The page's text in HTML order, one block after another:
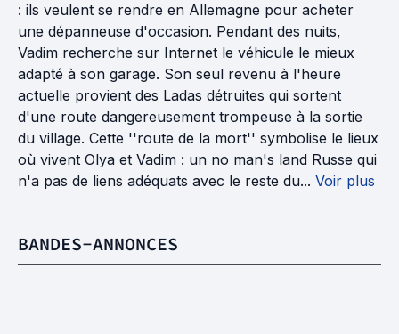
: ils veulent se rendre en Allemagne pour acheter
une dépanneuse d'occasion. Pendant des nuits,
Vadim recherche sur Internet le véhicule le mieux
adapté à son garage. Son seul revenu à l'heure
actuelle provient des Ladas détruites qui sortent
d'une route dangereusement trompeuse à la sortie
du village. Cette ''route de la mort'' symbolise le lieux
où vivent Olya et Vadim : un no man's land Russe qui
n'a pas de liens adéquats avec le reste du... Voir plus
BANDES-ANNONCES